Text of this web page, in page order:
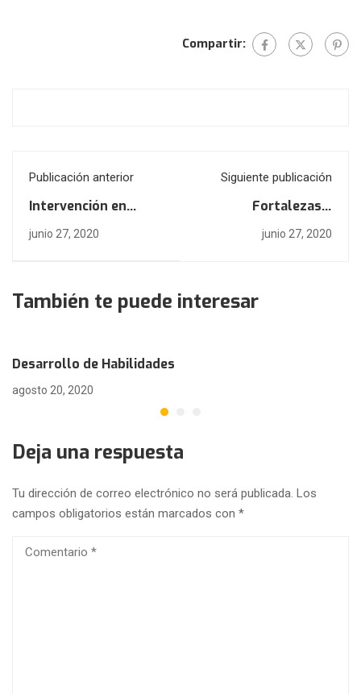
Compartir:
Publicación anterior
Intervención en
Parejas II
junio 27, 2020
Siguiente publicación
Fortalezas y
Habilidades básicas
junio 27, 2020
También te puede interesar
Desarrollo de Habilidades
agosto 20, 2020
Deja una respuesta
Tu dirección de correo electrónico no será publicada. Los
campos obligatorios están marcados con *